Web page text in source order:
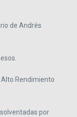
de Andrés
Alto Rendimiento
por